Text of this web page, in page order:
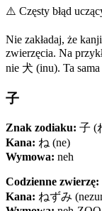
⚠️ Częsty błąd
Nie zakładaj, że
zwierzęcia. Na
nie 犬 (inu). Ta
子
Znak zodiaku: 子 (
Kana: ね (ne)
Wymowa: neh
Codzienne zwierzę:
Kana: ねずみ